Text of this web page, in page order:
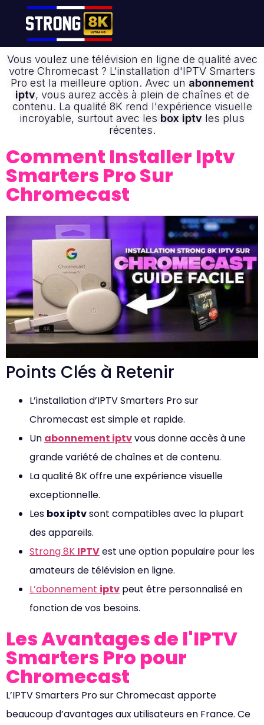
Vous voulez une télévision en ligne de qualité avec
votre Chromecast ? L'installation d'IPTV Smarters
Pro est la meilleure option. Avec un abonnement
iptv, vous aurez accès à plein de chaînes et de
contenu. La qualité 8K rend l'expérience visuelle
incroyable, surtout avec les box iptv les plus
récentes.
Comment Installer Iptv
Smarters Pro Sur
Chromecast
Points Clés à Retenir
L’installation d’IPTV Smarters Pro sur
Chromecast est simple et rapide.
Un abonnement iptvvous donne accès à une
grande variété de chaînes et de contenu.
La qualité 8K offre une expérience visuelle
exceptionnelle.
Les box iptvsont compatibles avec la plupart
des appareils.
Strong 8K IPTVest une option populaire pour les
amateurs de télévision en ligne.
L’abonnement iptv peut être personnalisé en
fonction de vos besoins.
Les Avantages de l'IPTV
Smarters Pro pour
Chromecast
L’IPTV Smarters Pro sur Chromecast apporte
beaucoup d’avantages aux utilisateurs en France. Ce